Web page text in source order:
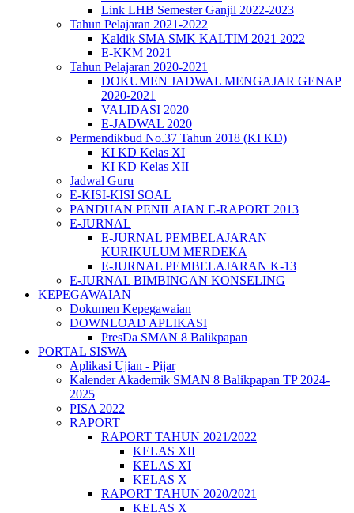
Link LHB Semester Ganjil 2022-2023
Tahun Pelajaran 2021-2022
Kaldik SMA SMK KALTIM 2021 2022
E-KKM 2021
Tahun Pelajaran 2020-2021
DOKUMEN JADWAL MENGAJAR GENAP
2020-2021
VALIDASI 2020
E-JADWAL 2020
Permendikbud No.37 Tahun 2018 (KI KD)
KI KD Kelas XI
KI KD Kelas XII
Jadwal Guru
E-KISI-KISI SOAL
PANDUAN PENILAIAN E-RAPORT 2013
E-JURNAL
E-JURNAL PEMBELAJARAN
KURIKULUM MERDEKA
E-JURNAL PEMBELAJARAN K-13
E-JURNAL BIMBINGAN KONSELING
KEPEGAWAIAN
Dokumen Kepegawaian
DOWNLOAD APLIKASI
PresDa SMAN 8 Balikpapan
PORTAL SISWA
Aplikasi Ujian - Pijar
Kalender Akademik SMAN 8 Balikpapan TP 2024-
2025
PISA 2022
RAPORT
RAPORT TAHUN 2021/2022
KELAS XII
KELAS XI
KELAS X
RAPORT TAHUN 2020/2021
KELAS X